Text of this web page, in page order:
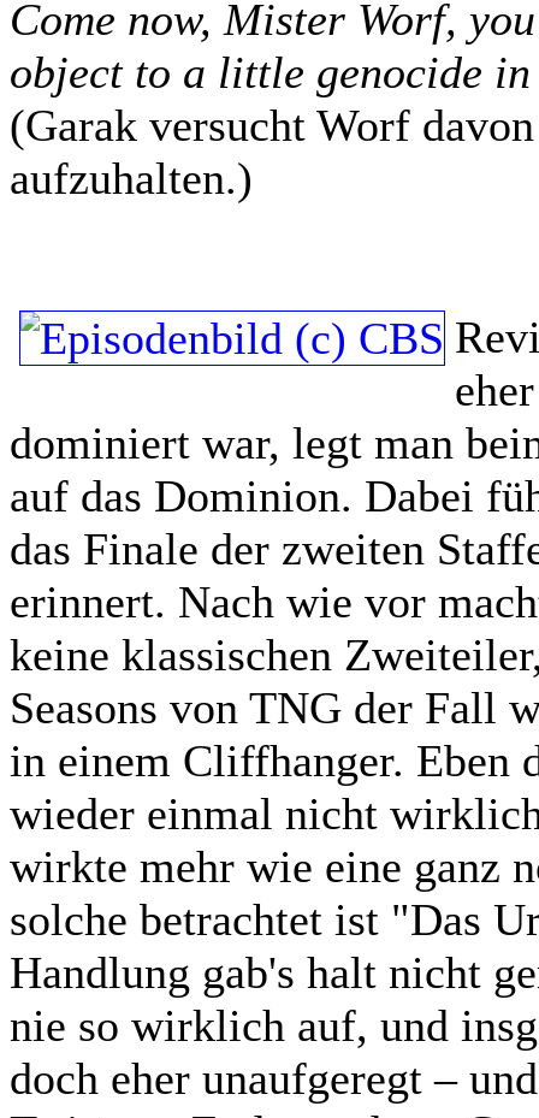
Come now, Mister Worf,
object to a little genocide
(Garak versucht Worf
aufzuhalten.)
dominiert war, legt man
auf das Dominion. Dabei
das Finale der zweiten
erinnert. Nach wie vor
keine klassischen
Seasons von TNG der Fall
in einem Cliffhanger. Eben
wieder einmal nicht
wirkte mehr wie eine ganz
solche betrachtet ist "Das
Handlung gab's halt nicht
nie so wirklich auf, und
doch eher unaufgeregt –